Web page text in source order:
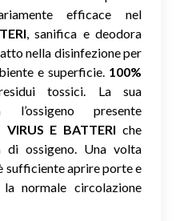
efficace nel
, sanifica e deodora
nella disinfezione per
e superficie. 100%
tossici. La sua
l’ossigeno presente
E BATTERI che
di ossigeno. Una volta
sufficiente aprire porte e
normale circolazione